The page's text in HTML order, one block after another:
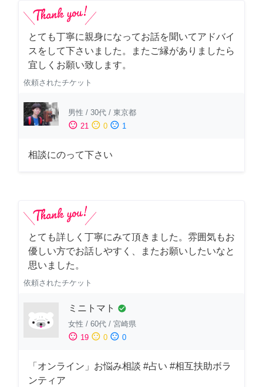
とても丁寧に親身になってお話を聞いてアドバイ
スをして下さいました。またご縁がありましたら
宜しくお願い致します。
依頼されたチケット
男性 / 30代 / 東京都
sentiment_satisfied 21 sentiment_neutral 0 sentiment_dissatisfied 1
相談にのって下さい
とても詳しく丁寧にみて頂きました。雰囲気もお
優しい方でお話しやすく、またお願いしたいなと
思いました。
依頼されたチケット
ミニトマト check_circle
女性 / 60代 / 宮崎県
sentiment_satisfied 19 sentiment_neutral 0 sentiment_dissatisfied 0
「オンライン」お悩み相談 #占い #相互扶助ボラ
ンティア